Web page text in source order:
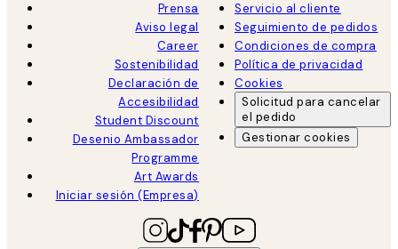
Prensa
Aviso legal
Career
Sostenibilidad
Declaración de
Accesibilidad
Student Discount
Desenio Ambassador
Programme
Art Awards
Iniciar sesión (Empresa)
Servicio al cliente
Seguimiento de pedidos
Condiciones de compra
Política de privacidad
Cookies
Solicitud para cancelar
el pedido
Gestionar cookies